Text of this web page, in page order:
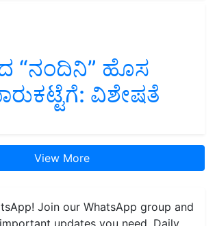
“ನಂದಿನಿ” ಹೊಸ
ವಿಶೇಷತೆ
View More
Join our WhatsApp group and
updates you need. Daily.